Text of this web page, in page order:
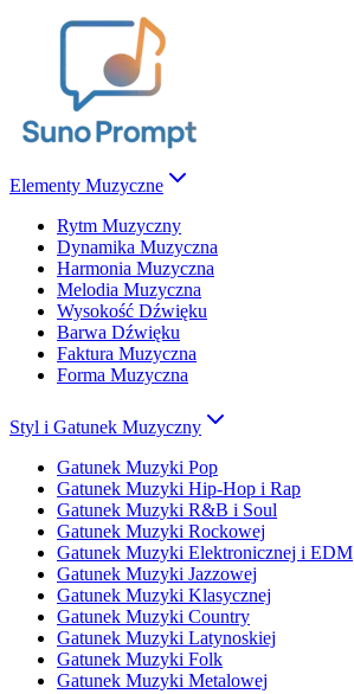
Elementy Muzyczne
Rytm Muzyczny
Dynamika Muzyczna
Harmonia Muzyczna
Melodia Muzyczna
Wysokość Dźwięku
Barwa Dźwięku
Faktura Muzyczna
Forma Muzyczna
Styl i Gatunek Muzyczny
Gatunek Muzyki Pop
Gatunek Muzyki Hip-Hop i Rap
Gatunek Muzyki R&B i Soul
Gatunek Muzyki Rockowej
Gatunek Muzyki Elektronicznej i EDM
Gatunek Muzyki Jazzowej
Gatunek Muzyki Klasycznej
Gatunek Muzyki Country
Gatunek Muzyki Latynoskiej
Gatunek Muzyki Folk
Gatunek Muzyki Metalowej